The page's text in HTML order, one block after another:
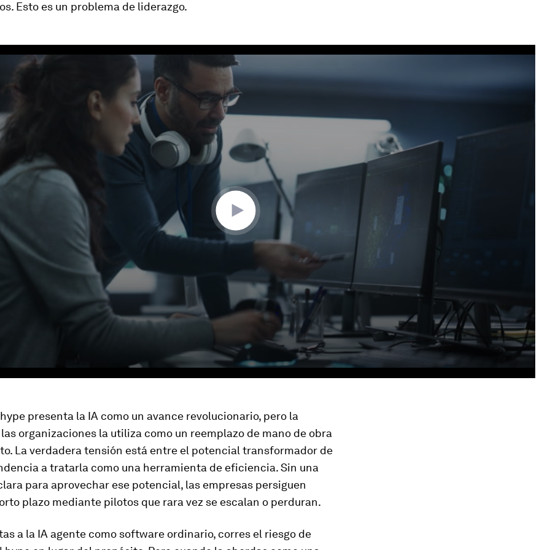
Esto es un problema de liderazgo.
presenta la IA como un avance revolucionario, pero la
organizaciones la utiliza como un reemplazo de mano de obra
La verdadera tensión está entre el potencial transformador de
a tratarla como una herramienta de eficiencia. Sin una
para aprovechar ese potencial, las empresas persiguen
plazo mediante pilotos que rara vez se escalan o perduran.
a la IA agente como software ordinario, corres el riesgo de